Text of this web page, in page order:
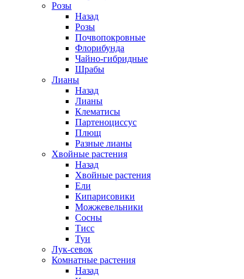
Розы
Назад
Розы
Почвопокровные
Флорибунда
Чайно-гибридные
Шрабы
Лианы
Назад
Лианы
Клематисы
Партеноциссус
Плющ
Разные лианы
Хвойные растения
Назад
Хвойные растения
Ели
Кипарисовики
Можжевельники
Сосны
Тисс
Туи
Лук-севок
Комнатные растения
Назад